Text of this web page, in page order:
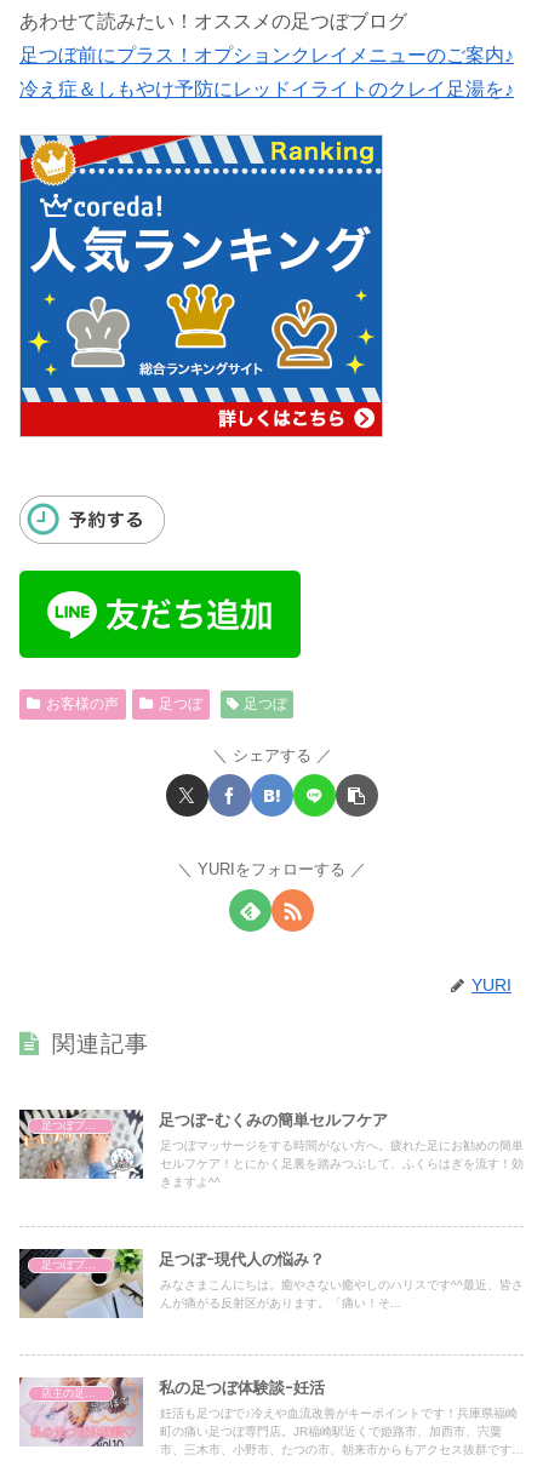
あわせて読みたい！オススメの足つぼブログ
足つぼ前にプラス！オプションクレイメニューのご案内♪
冷え症＆しもやけ予防にレッドイライトのクレイ足湯を♪
お客様の声 足つぼ 足つぼ
シェアする
YURIをフォローする
YURI
関連記事
足つぼブログ（東洋医学） 足つぼｰむくみの簡単セルフケア
足つぼマッサージをする時間がない方へ。疲れた足にお勧めの簡単
セルフケア！とにかく足裏を踏みつぶして、ふくらはぎを流す！効
きますよ^^
足つぼブログ（東洋医学） 足つぼｰ現代人の悩み？
みなさまこんにちは。癒やさない癒やしのハリスです^^最近、皆さ
んが痛がる反射区があります。「痛い！そ...
私の足つぼ体験談ｰ妊活
妊活も足つぼで♪冷えや血流改善がキーポイントです！兵庫県福崎
町の痛い足つぼ専門店。JR福崎駅近くで姫路市、加西市、宍粟
市、三木市、小野市、たつの市、朝来市からもアクセス抜群です♪